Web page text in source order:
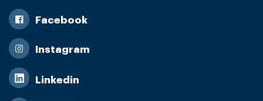
Facebook
Instagram
Linkedin